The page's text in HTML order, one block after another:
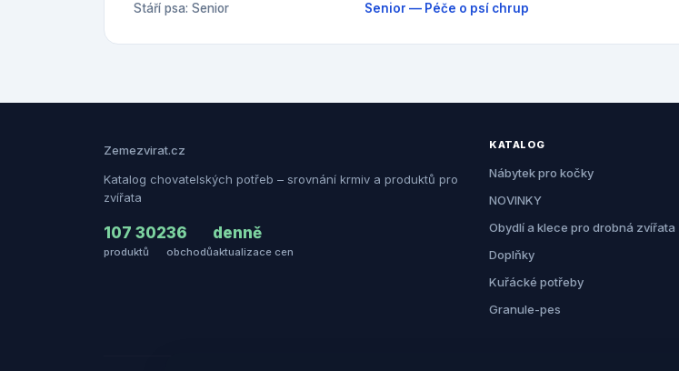
Stáří psa: Senior Senior — Péče o psí chrup
Zemezvirat.cz
Katalog chovatelských potřeb – srovnání krmiv a produktů pro
zvířata
107 302
produktů
36
obchodů
denně
aktualizace cen
KATALOG
Nábytek pro kočky
NOVINKY
Obydlí a klece pro drobná zvířata
Doplňky
Kuřácké potřeby
Granule-pes